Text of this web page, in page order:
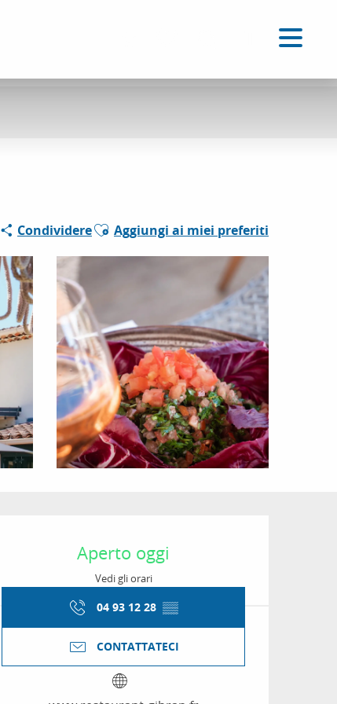
CondividereAjouter aux favoris
Aggiungi ai miei preferiti
Orari e contatti
Aperto oggi
Vedi gli orari
04 93 12 28 ▒▒
CONTATTATECI